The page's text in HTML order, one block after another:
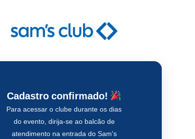
Cadastro confirmado!
Para acessar o clube durante os dias
do evento, dirija-se ao balcão de
atendimento na entrada do Sam's